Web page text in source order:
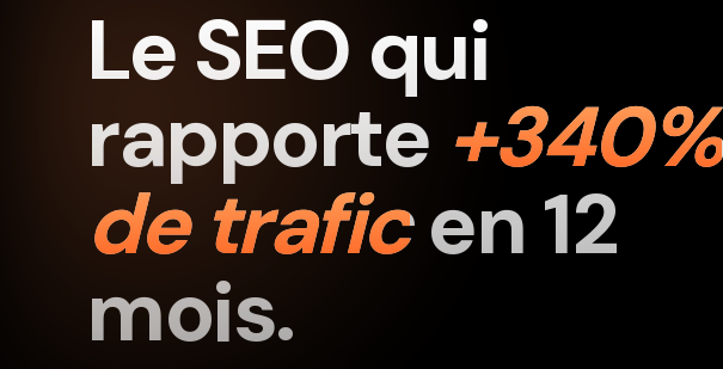
Blog
Contact
Le SEO qui
rapporte +340%
de traficen 12
mois.